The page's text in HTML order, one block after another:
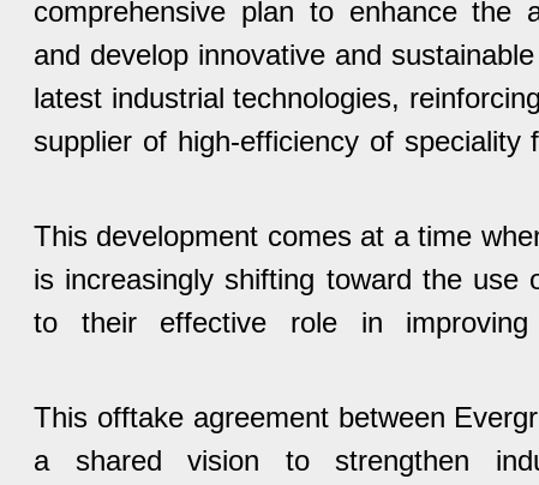
comprehensive plan to enhance the
and develop innovative and
latest industrial technologies,
supplier of high-efficiency of speciality
This development comes at a time
is increasingly shifting toward the use
to their effective role in improving
This offtake agreement between
a shared vision to strengthen